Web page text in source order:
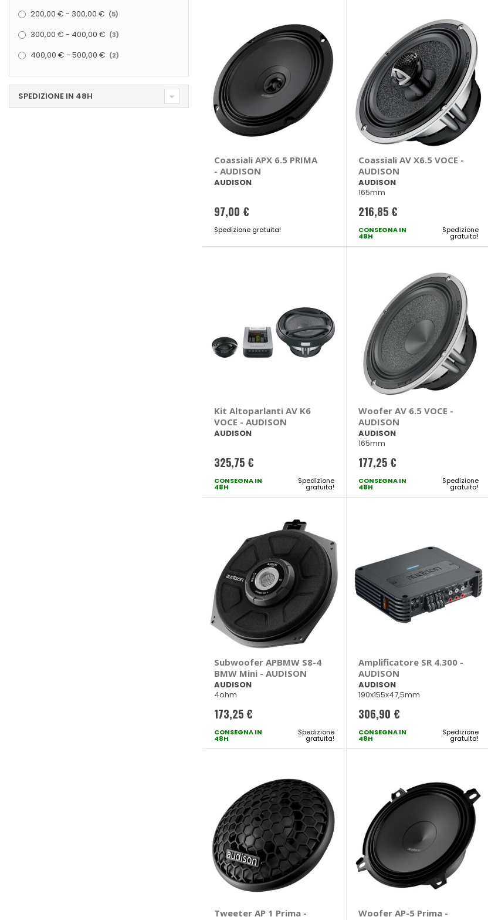
Coassiali APX 6.5 PRIMA
- AUDISON
AUDISON
97,00 €
Spedizione gratuita!
Coassiali AV X6.5 VOCE -
AUDISON
AUDISON
165mm
216,85 €
CONSEGNA IN
48H
Spedizione
gratuita!
Kit Altoparlanti AV K6
VOCE - AUDISON
AUDISON
325,75 €
CONSEGNA IN
48H
Spedizione
gratuita!
Woofer AV 6.5 VOCE -
AUDISON
AUDISON
165mm
177,25 €
CONSEGNA IN
48H
Spedizione
gratuita!
Subwoofer APBMW S8-4
BMW Mini - AUDISON
AUDISON
4ohm
173,25 €
CONSEGNA IN
48H
Spedizione
gratuita!
Amplificatore SR 4.300 -
AUDISON
AUDISON
190x155x47,5mm
306,90 €
CONSEGNA IN
48H
Spedizione
gratuita!
Tweeter AP 1 Prima -
Woofer AP-5 Prima -
200,00 € - 300,00 € 5
300,00 € - 400,00 € 3
400,00 € - 500,00 € 2
SPEDIZIONE IN 48H